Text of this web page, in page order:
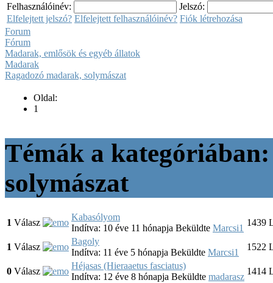
Felhasználóinév:
Jelszó:
Elfelejtett jelszó? Elfelejtett felhasználóinév? Fiók létrehozása
Forum
Fórum
Madarak, emlősök és egyéb állatok
Madarak
Ragadozó madarak, solymászat
Oldal:
1
Témák a
solymászat
1 Válasz
Kabasólyom
Indítva: 10 éve 11 hónapja Beküldte Marcsi1
1439
1 Válasz
Bagoly
Indítva: 11 éve 5 hónapja Beküldte Marcsi1
1522
0 Válasz
Héjasas (Hieraaetus fasciatus)
Indítva: 12 éve 8 hónapja Beküldte madarasz
1414